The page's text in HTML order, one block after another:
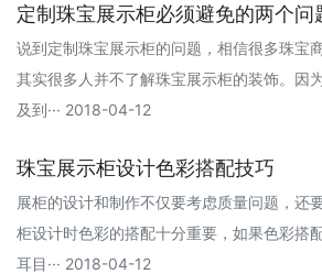
定制珠宝展示柜必须避免的两个问
说到定制珠宝展示柜的问题，相信很多珠宝
其实很多人并不了解珠宝展示柜的装饰。因
及到··· 2018-04-12
珠宝展示柜设计色彩搭配技巧
展柜的设计和制作不仅要考虑质量问题，还
柜设计时色彩的搭配十分重要，如果色彩搭
耳目··· 2018-04-12